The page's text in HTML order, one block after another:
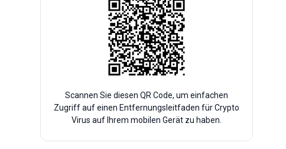
Scannen Sie diesen QR Code, um einfachen
Zugriff auf einen Entfernungsleitfaden für Crypto
Virus auf Ihrem mobilen Gerät zu haben.